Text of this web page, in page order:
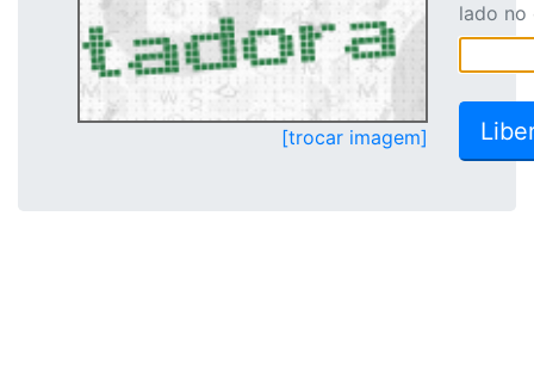
[trocar imagem]
lado no